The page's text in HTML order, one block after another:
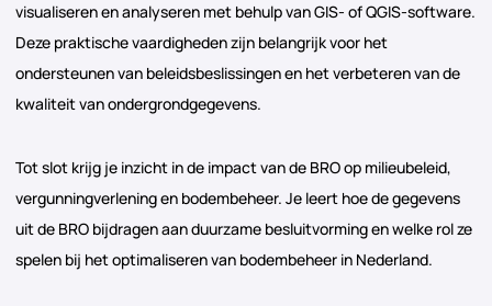
visualiseren en analyseren met behulp van GIS- of QGIS-software.
Deze praktische vaardigheden zijn belangrijk voor het
ondersteunen van beleidsbeslissingen en het verbeteren van de
kwaliteit van ondergrondgegevens.
Tot slot krijg je inzicht in de impact van de BRO op milieubeleid,
vergunningverlening en bodembeheer. Je leert hoe de gegevens
uit de BRO bijdragen aan duurzame besluitvorming en welke rol ze
spelen bij het optimaliseren van bodembeheer in Nederland.